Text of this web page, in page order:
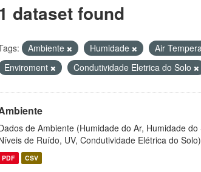
1 dataset found
Ambiente Humidade Air
Enviroment
Condutividade Eletrica do Solo
de Ambiente (Humidade do Ar, Humidade
de Ruído, UV, Condutividade Elétrica do
PDF CSV